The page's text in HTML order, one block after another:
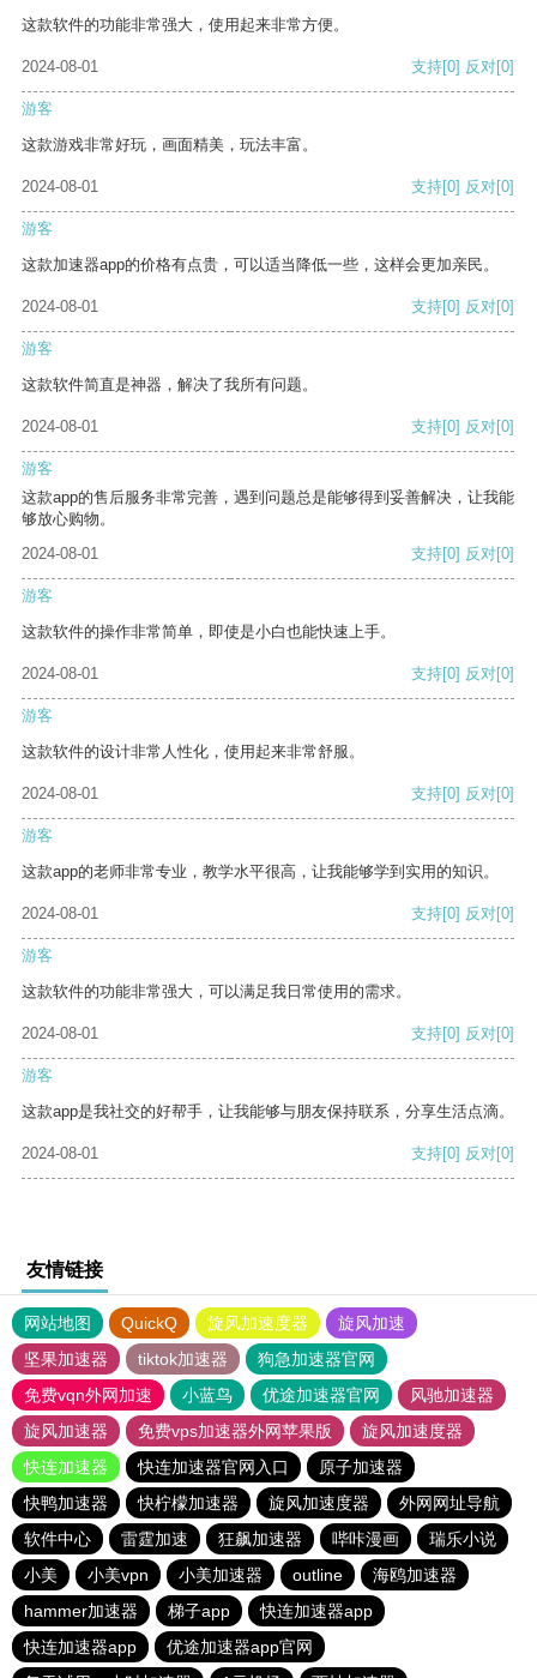
这款软件的功能非常强大，使用起来非常方便。
2024-08-01 支持[0] 反对[0]
游客
这款游戏非常好玩，画面精美，玩法丰富。
2024-08-01 支持[0] 反对[0]
游客
这款加速器app的价格有点贵，可以适当降低一些，这样会更加亲民。
2024-08-01 支持[0] 反对[0]
游客
这款软件简直是神器，解决了我所有问题。
2024-08-01 支持[0] 反对[0]
游客
这款app的售后服务非常完善，遇到问题总是能够得到妥善解决，让我能
够放心购物。
2024-08-01
支持[0] 反对[0]
游客
这款软件的操作非常简单，即使是小白也能快速上手。
2024-08-01 支持[0] 反对[0]
游客
这款软件的设计非常人性化，使用起来非常舒服。
2024-08-01 支持[0] 反对[0]
游客
这款app的老师非常专业，教学水平很高，让我能够学到实用的知识。
2024-08-01 支持[0] 反对[0]
游客
这款软件的功能非常强大，可以满足我日常使用的需求。
2024-08-01 支持[0] 反对[0]
游客
这款app是我社交的好帮手，让我能够与朋友保持联系，分享生活点滴。
2024-08-01 支持[0] 反对[0]
友情链接
网站地图 QuickQ 旋风加速度器
旋风加速
坚果加速器
tiktok加速器
狗急加速器官网
免费vqn外网加速
小蓝鸟 优途加速器官网
风驰加速器
旋风加速器
免费vps加速器外网苹果版
旋风加速度器
快连加速器
快连加速器官网入口
原子加速器
快鸭加速器
快柠檬加速器 旋风加速度器
外网网址导航
软件中心
雷霆加速 狂飙加速器 哔咔漫画
瑞乐小说
小美
小美vpn 小美加速器 outline
海鸥加速器
hammer加速器
梯子app
快连加速器app
快连加速器app
优途加速器app官网